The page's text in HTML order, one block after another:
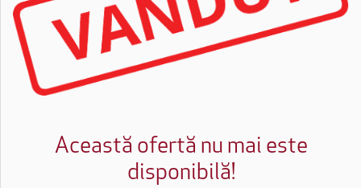
Această ofertă nu mai este
disponibilă!